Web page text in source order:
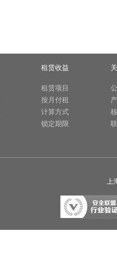
租赁收益
租赁项目
按月付租
计算方式
锁定期限